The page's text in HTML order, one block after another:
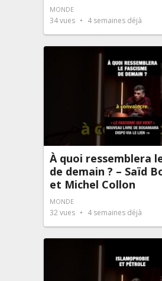
MONDE
34vues 4 semaines déjà
À quoi ressemblera
de demain ? – Saïd
et Michel Collon
MONDE
32vues 4 semaines déjà